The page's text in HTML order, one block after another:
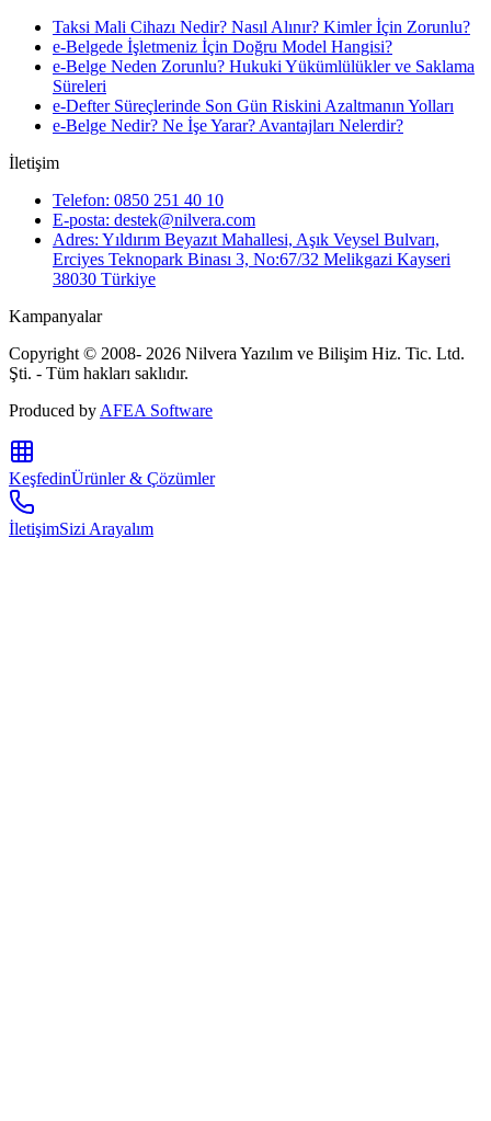
Taksi Mali Cihazı Nedir? Nasıl Alınır? Kimler İçin Zorunlu?
e-Belgede İşletmeniz İçin Doğru Model Hangisi?
e-Belge Neden Zorunlu? Hukuki Yükümlülükler ve Saklama
Süreleri
e-Defter Süreçlerinde Son Gün Riskini Azaltmanın Yolları
e-Belge Nedir? Ne İşe Yarar? Avantajları Nelerdir?
İletişim
Telefon: 0850 251 40 10
E-posta: destek@nilvera.com
Adres: Yıldırım Beyazıt Mahallesi, Aşık Veysel Bulvarı,
Erciyes Teknopark Binası 3, No:67/32 Melikgazi Kayseri
38030 Türkiye
Kampanyalar
Copyright © 2008- 2026 Nilvera Yazılım ve Bilişim Hiz. Tic. Ltd.
Şti. - Tüm hakları saklıdır.
Produced by AFEA Software
KeşfedinÜrünler & Çözümler
İletişimSizi Arayalım